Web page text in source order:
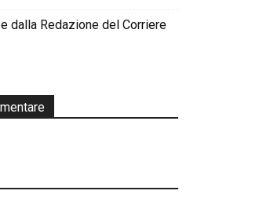
dalla Redazione del Corriere